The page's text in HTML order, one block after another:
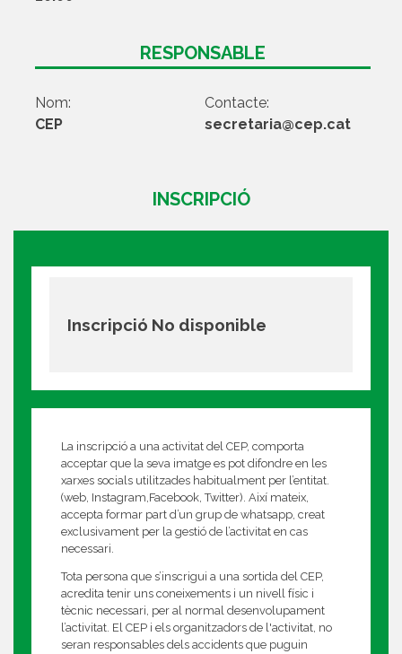
RESPONSABLE
Nom:
CEP
Contacte:
secretaria@cep.cat
INSCRIPCIÓ
Inscripció No disponible
La inscripció a una activitat del CEP, comporta
acceptar que la seva imatge es pot difondre en les
xarxes socials utilitzades habitualment per l’entitat.
(web, Instagram,Facebook, Twitter). Així mateix,
accepta formar part d’un grup de whatsapp, creat
exclusivament per la gestió de l’activitat en cas
necessari.
Tota persona que s’inscrigui a una sortida del CEP,
acredita tenir uns coneixements i un nivell físic i
tècnic necessari, per al normal desenvolupament
l’activitat. El CEP i els organitzadors de l'activitat, no
seran responsables dels accidents que puguin